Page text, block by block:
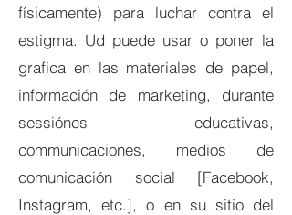
físicamente) para luchar contra el
estigma. Ud puede usar o poner la
grafica en las materiales de papel,
información de marketing, durante
sessiónes educativas,
communicaciones, medios de
comunicación social [Facebook,
Instagram, etc.], o en su sitio del